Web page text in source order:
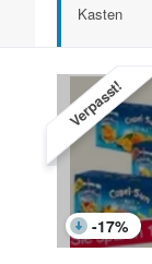
Kasten
Verpasst!
-17%